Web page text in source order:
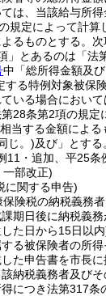
は、当該給与所
規定によって計算
るものとする。
」とあるのは「法
中「総所得金額及
する特例対象被保
いる場合におい
28条第2項の規定
当する金額によ
じ。)及び」とする
11・追加、平25条
部改正)
に関する申告)
保険税の納税義務
期日後に納税義
た日から15日以
る被保険者の所
た申告書を市長
納税義務者及び
につき法第317条